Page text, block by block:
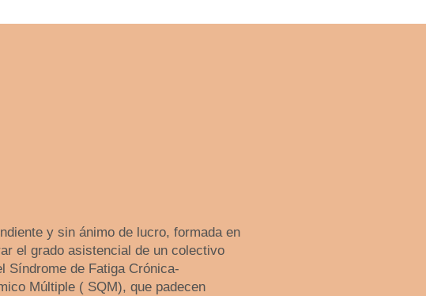
y sin ánimo de lucro, formada en
el grado asistencial de un colectivo
Síndrome de Fatiga Crónica-
Múltiple ( SQM), que padecen